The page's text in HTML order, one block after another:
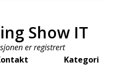
Show IT
er registrert
Kategori